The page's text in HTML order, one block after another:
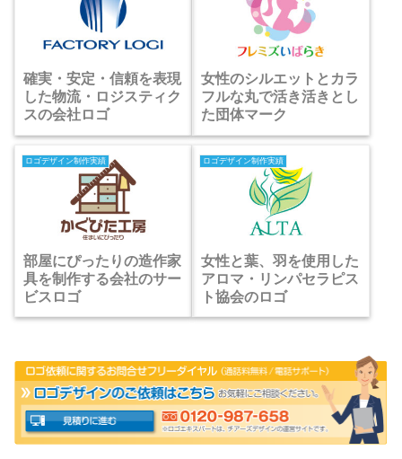
確実・安定・信頼を表現
した物流・ロジスティク
スの会社ロゴ
女性のシルエットとカラ
フルな丸で活き活きとし
た団体マーク
ロゴデザイン制作実績
部屋にぴったりの造作家
具を制作する会社のサー
ビスロゴ
ロゴデザイン制作実績
女性と葉、羽を使用した
アロマ・リンパセラピス
ト協会のロゴ